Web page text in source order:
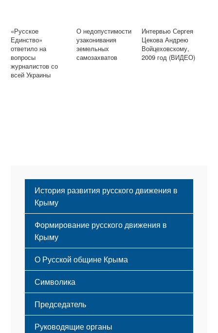
«Русское
Единство»
ответило на
вопросы
журналистов со
всей Украины
О недопустимости
узаконивания
земельных
самозахватов
Интервью Сергея
Цекова Андрею
Войцеховскому,
2009 год (ВИДЕО)
История развития русского движения в
Крыму
Формирование русского движения в
Крыму
Русский Крым
О Русской общине Крыма
Этапы становления
Принципы деятельности
Структура
Мероприятия
Символика
Флаг
Герб
Гимн
Председатель
Руководящие органы